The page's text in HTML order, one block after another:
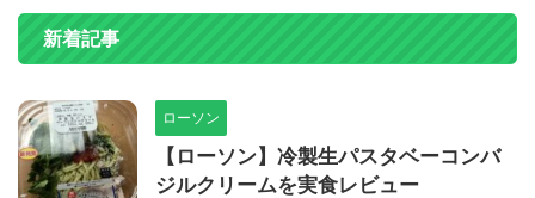
新着記事
ローソン
【ローソン】冷製生パスタベーコンバ
ジルクリームを実食レビュー